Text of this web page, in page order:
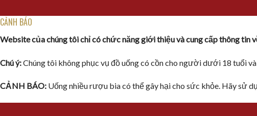
CẢNH BÁO
Website của chúng tôi chỉ có chức năng giới thiệu và cung cấp thông tin
Chú ý:Chúng tôi không phục vụ đồ uống có cồn cho người dưới 18 tuổi và
CẢNH BÁO: Uống nhiều rượu bia có thể gây hại cho sức khỏe. Hãy sử